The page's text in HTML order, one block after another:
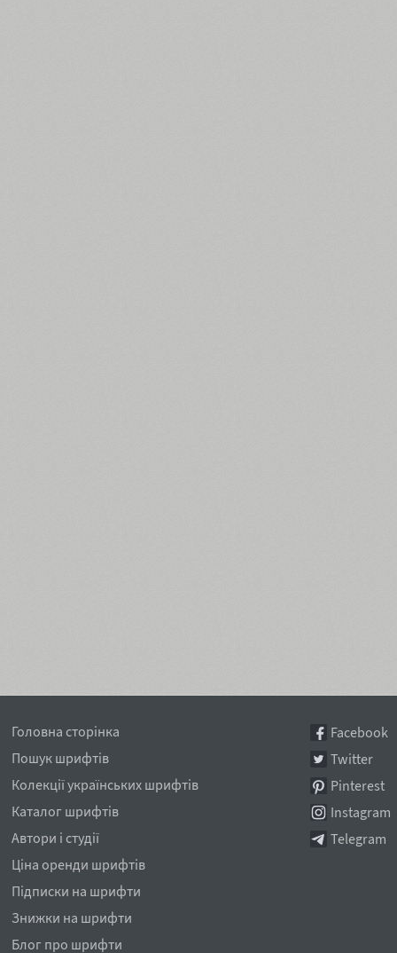
Головна сторінка
Пошук шрифтів
Колекції українських шрифтів
Каталог шрифтів
Автори і студії
Ціна оренди шрифтів
Підписки на шрифти
Знижки на шрифти
Блог про шрифти
Facebook
Twitter
Pinterest
Instagram
Telegram